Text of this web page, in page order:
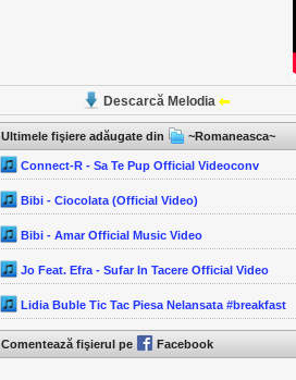
Descarcă Melodia
Ultimele fişiere adăugate din ~Romaneasca~
Connect-R - Sa Te Pup Official Videoconv
Bibi - Ciocolata (Official Video)
Bibi - Amar Official Music Video
Jo Feat. Efra - Sufar In Tacere Official Video
Lidia Buble Tic Tac Piesa Nelansata #breakfast
Comentează fişierul pe Facebook